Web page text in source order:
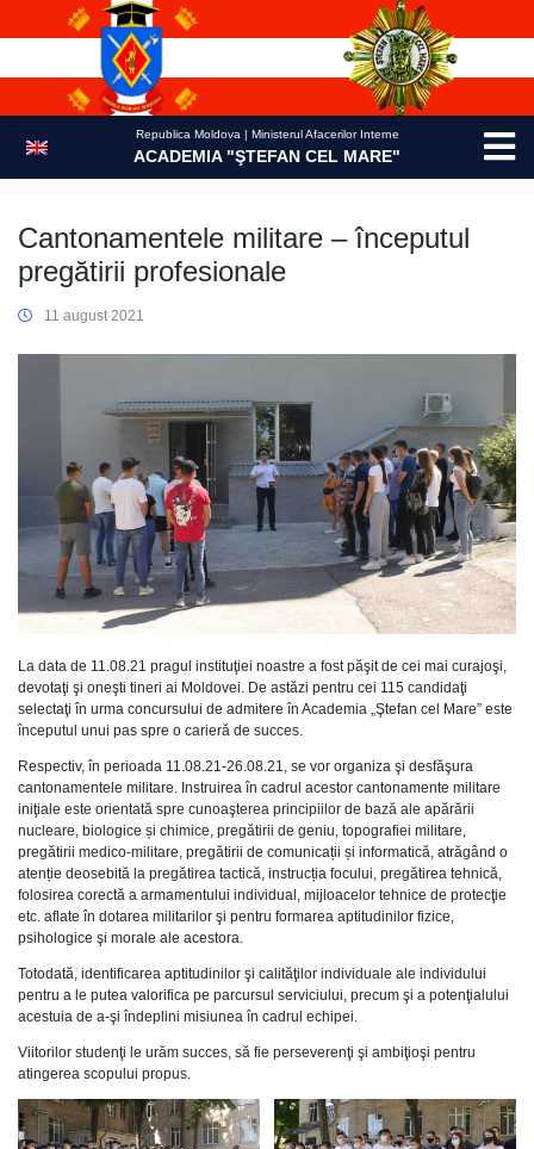
Republica Moldova | Ministerul Afacerilor Interne
ACADEMIA "ŞTEFAN CEL MARE"
Cantonamentele militare – începutul
pregătirii profesionale
11 august 2021
La data de 11.08.21 pragul instituţiei noastre a fost păşit de cei mai curajoşi,
devotaţi şi oneşti tineri ai Moldovei. De astăzi pentru cei 115 candidaţi
selectaţi în urma concursului de admitere în Academia „Ştefan cel Mare” este
începutul unui pas spre o carieră de succes.
Respectiv, în perioada 11.08.21-26.08.21, se vor organiza şi desfăşura
cantonamentele militare. Instruirea în cadrul acestor cantonamente militare
iniţiale este orientată spre cunoaşterea principiilor de bază ale apărării
nucleare, biologice și chimice, pregătirii de geniu, topografiei militare,
pregătirii medico-militare, pregătirii de comunicații și informatică, atrăgând o
atenție deosebită la pregătirea tactică, instrucția focului, pregătirea tehnică,
folosirea corectă a armamentului individual, mijloacelor tehnice de protecţie
etc. aflate în dotarea militarilor şi pentru formarea aptitudinilor fizice,
psihologice şi morale ale acestora.
Totodată, identificarea aptitudinilor şi calităţilor individuale ale individului
pentru a le putea valorifica pe parcursul serviciului, precum şi a potenţialului
acestuia de a-şi îndeplini misiunea în cadrul echipei.
Viitorilor studenţi le urăm succes, să fie perseverenţi şi ambiţioşi pentru
atingerea scopului propus.